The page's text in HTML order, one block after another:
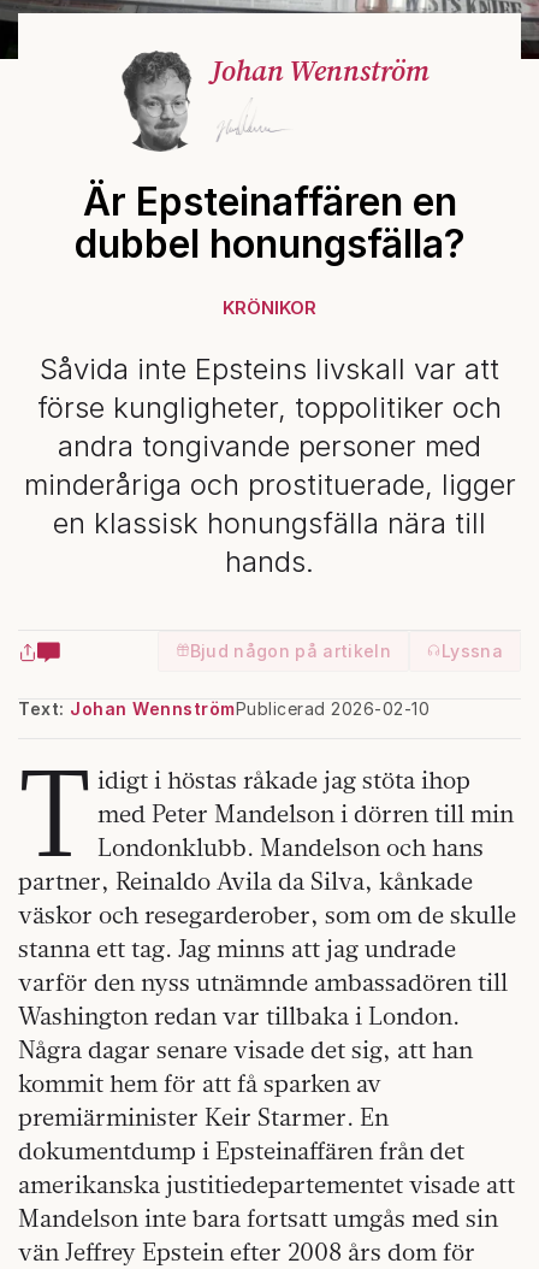
Johan Wennström
Är Epsteinaffären en
dubbel honungsfälla?
KRÖNIKOR
Såvida inte Epsteins livskall var att
förse kungligheter, toppolitiker och
andra tongivande personer med
minderåriga och prostituerade, ligger
en klassisk honungsfälla nära till
hands.
Bjud någon på artikeln Lyssna
Text: Johan WennströmPublicerad 2026-02-10
T idigt i höstas råkade jag stöta ihop
med Peter Mandelson i dörren till min
Londonklubb. Mandelson och hans
partner, Reinaldo Avila da Silva, kånkade
väskor och resegarderober, som om de skulle
stanna ett tag. Jag minns att jag undrade
varför den nyss utnämnde ambassadören till
Washington redan var tillbaka i London.
Några dagar senare visade det sig, att han
kommit hem för att få sparken av
premiärminister Keir Starmer. En
dokumentdump i Epsteinaffären från det
amerikanska justitiedepartementet visade att
Mandelson inte bara fortsatt umgås med sin
vän Jeffrey Epstein efter 2008 års dom för